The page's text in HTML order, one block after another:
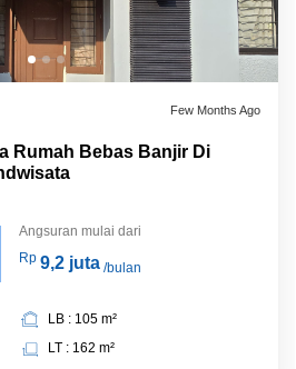
Few Months Ago
Rumah Bebas Banjir Di
Angsuran mulai dari
Rp 9,2 juta/bulan
LB : 105 m²
LT : 162 m²